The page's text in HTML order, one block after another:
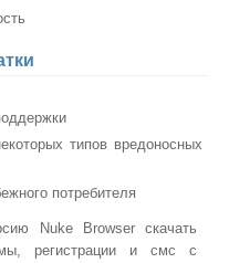
типов вредоносных
потребителя
Nuke Browser скачать
регистрации и смс с